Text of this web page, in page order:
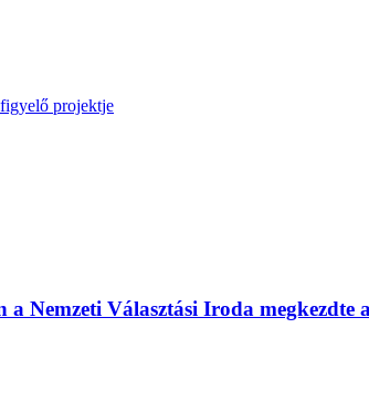
projektje
Nemzeti Választási Iroda